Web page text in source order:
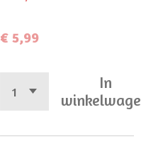
€ 5,99
In